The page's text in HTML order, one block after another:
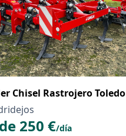
Chisel Rastrojero Toledo
250 €/día